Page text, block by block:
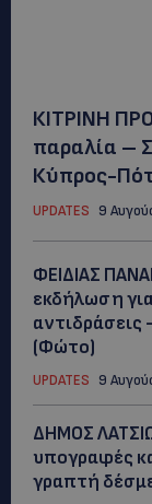
ΚΙΤΡΙΝΗ
παραλία –
Κύπρος-
UPDATES 9
ΦΕΙΔΙΑΣ
εκδήλωση
αντιδράσεις
(Φώτο)
UPDATES 9
ΔΗΜΟΣ
υπογραφές
γραπτή